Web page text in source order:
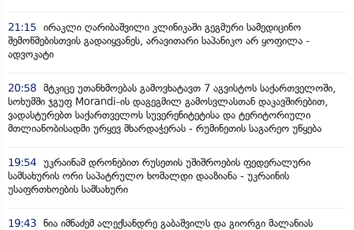
21:15 ირაკლი ღარიბაშვილი კლინიკაში გეგმური სამედიცინო
შემოწმებისთვის გადაიყვანეს, არავითარი საპანიკო არ ყოფილა -
ადვოკატი
20:58 მტკიცე უთანხმოებას გამოვხატავთ 7 აგვისტოს საქართველოში,
სოხუმში ჯგუფ Morandi-ის დაგეგმილ გამოსვლასთან დაკავშირებით,
ვადასტურებთ საქართველოს სუვერენიტეტისა და ტერიტორიული
მთლიანობისადმი ურყევ მხარდაჭერას - რუმინეთის საგარეო უწყება
19:54 უკრაინამ დრონებით რუსეთის უშიშროების ფედერალური
სამსახურის ორი საპატრულო ხომალდი დააზიანა - უკრაინის
უსაფრთხოების სამსახური
19:43 ნია იმნაძემ ალექსანდრე გაბაშვილს და გიორგი მალანიას